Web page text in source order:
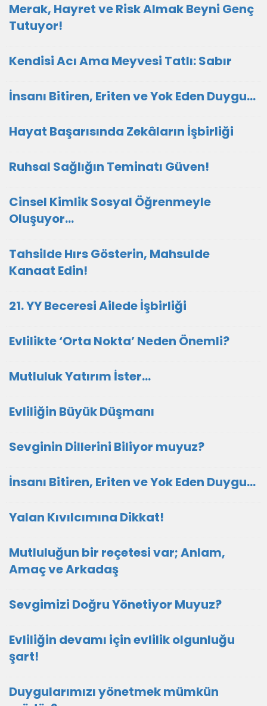
Merak, Hayret ve Risk Almak Beyni Genç
Tutuyor!
Kendisi Acı Ama Meyvesi Tatlı: Sabır
İnsanı Bitiren, Eriten ve Yok Eden Duygu…
Hayat Başarısında Zekâların İşbirliği
Ruhsal Sağlığın Teminatı Güven!
Cinsel Kimlik Sosyal Öğrenmeyle
Oluşuyor...
Tahsilde Hırs Gösterin, Mahsulde
Kanaat Edin!
21. YY Beceresi Ailede İşbirliği
Evlilikte ‘Orta Nokta’ Neden Önemli?
Mutluluk Yatırım İster…
Evliliğin Büyük Düşmanı
Sevginin Dillerini Biliyor muyuz?
İnsanı Bitiren, Eriten ve Yok Eden Duygu…
Yalan Kıvılcımına Dikkat!
Mutluluğun bir reçetesi var; Anlam,
Amaç ve Arkadaş
Sevgimizi Doğru Yönetiyor Muyuz?
Evliliğin devamı için evlilik olgunluğu
şart!
Duygularımızı yönetmek mümkün